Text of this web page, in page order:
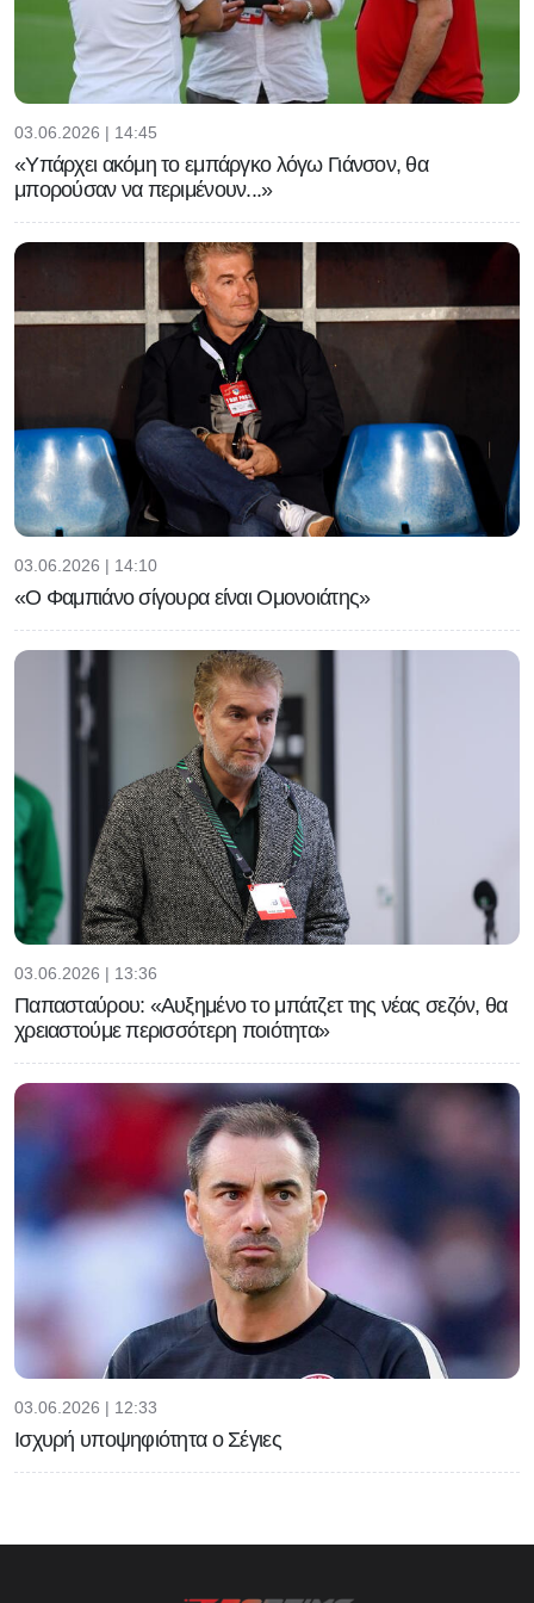
03.06.2026 | 14:45
«Υπάρχει ακόμη το εμπάργκο λόγω Γιάνσον, θα
μπορούσαν να περιμένουν...»
03.06.2026 | 14:10
«Ο Φαμπιάνο σίγουρα είναι Ομονοιάτης»
03.06.2026 | 13:36
Παπασταύρου: «Αυξημένο το μπάτζετ της νέας σεζόν, θα
χρειαστούμε περισσότερη ποιότητα»
03.06.2026 | 12:33
Ισχυρή υποψηφιότητα ο Σέγιες